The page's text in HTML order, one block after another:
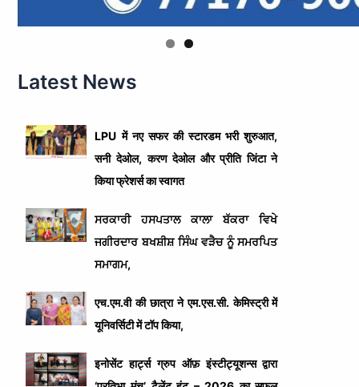
Latest News
LPU में नए सफर की स्टारडम भरी शुरुआत,
सनी देओल, करण देओल और प्रीति जिंटा ने
किया फ्रेशर्स का स्वागत
ਸਰਕਾਰੀ ਹਸਪਤਾਲ ਕਾਲਾ ਬੱਕਰਾ ਵਿਖੇ
ਜਗੀਰਦਾਰ ਬਖਸ਼ੀਸ਼ ਸਿੰਘ ਵੜੈਚ ਨੂੰ ਸਮਰਪਿਤ
ਸਮਾਗਮ,
एच.एम.वी की छात्रा ने एम.एस.सी. केमिस्ट्री में
यूनिवर्सिटी में टॉप किया,
इनोसेंट हार्ट्स ग्रुप ऑफ़ इंस्टीट्यूशन्स द्वारा